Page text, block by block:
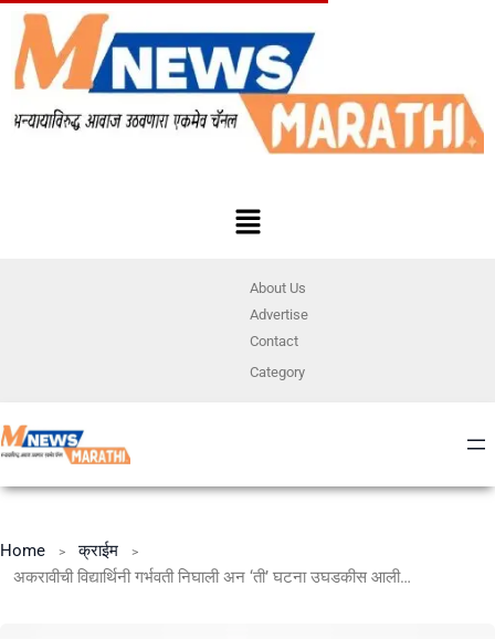
About Us
Advertise
Contact
Category
Home
क्राईम
अकरावीची विद्यार्थिनी गर्भवती निघाली अन ‘ती’ घटना उघडकीस आली…